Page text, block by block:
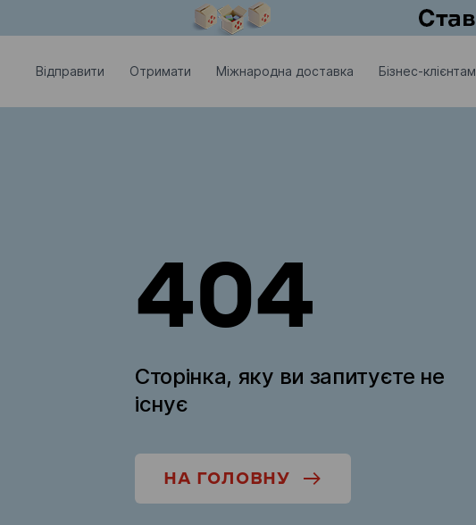
Відправити Отримати Міжнародна доставка Бізнес-клієнтам
404
Сторінка, яку ви запитуєте не
існує
НА ГОЛОВНУ